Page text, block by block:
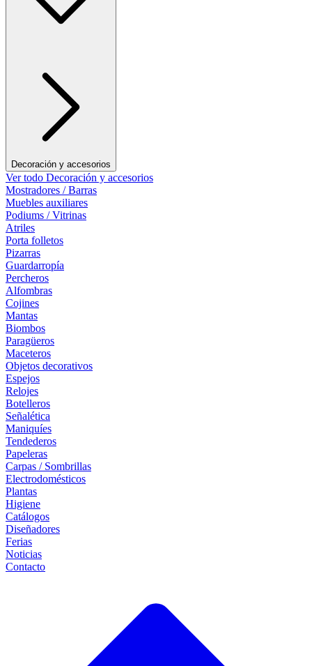
Decoración y accesorios
Ver todo Decoración y accesorios
Mostradores / Barras
Muebles auxiliares
Podiums / Vitrinas
Atriles
Porta folletos
Pizarras
Guardarropía
Percheros
Alfombras
Cojines
Mantas
Biombos
Paragüeros
Maceteros
Objetos decorativos
Espejos
Relojes
Botelleros
Señalética
Maniquíes
Tendederos
Papeleras
Carpas / Sombrillas
Electrodomésticos
Plantas
Higiene
Catálogos
Diseñadores
Ferias
Noticias
Contacto